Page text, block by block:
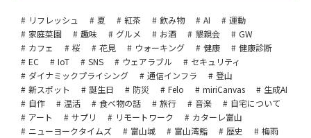
リフレッシュ 夏 紅茶 飲み物 AI
運動
家庭菜園
趣味 グルメ お酒 懇親会
GW
カフェ
桜 花見 ウォーキング 健康
健康診断
EC
IoT SNS ウェアラブル
セキュリティ
ダイナミックプライシング
通信インフラ
登山
新スポット
誕生日 防災 Felo miriCanvas
生成AI
自作
温活 食べ物の話 旅行 音楽
自宅について
アート
サプリ リモートワーク
カターレ富山
ニューヨークタイムズ
富山城 富山湾鮨 歴史
梅雨